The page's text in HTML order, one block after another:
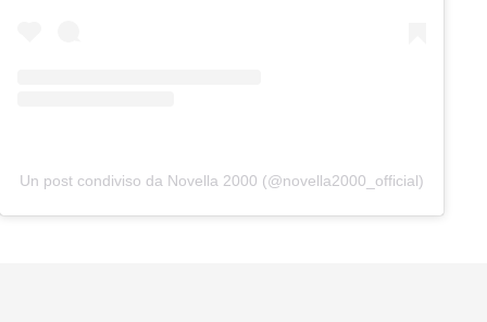
Un post condiviso da Novella 2000 (@novella2000_official)